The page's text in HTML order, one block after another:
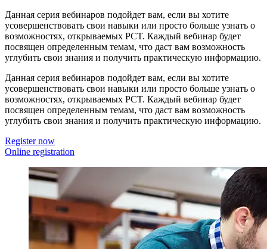
Данная серия вебинаров подойдет вам, если вы хотите
усовершенствовать свои навыки или просто больше узнать о
возможностях, открываемых PCT. Каждый вебинар будет
посвящен определенным темам, что даст вам возможность
углубить свои знания и получить практическую информацию.
Данная серия вебинаров подойдет вам, если вы хотите
усовершенствовать свои навыки или просто больше узнать о
возможностях, открываемых PCT. Каждый вебинар будет
посвящен определенным темам, что даст вам возможность
углубить свои знания и получить практическую информацию.
Register now
Online registration